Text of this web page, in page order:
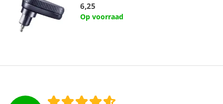
6,25
Op voorraad